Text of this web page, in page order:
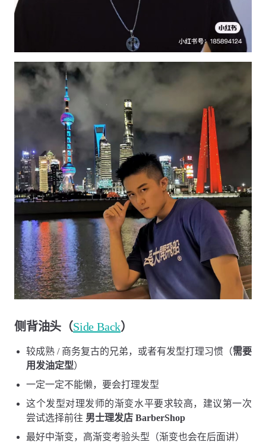
侧背油头（Side Back）
较成熟 / 商务复古的兄弟，或者有发型打理习惯（需要
用发油定型）
一定一定不能懒，要会打理发型
这个发型对理发师的渐变水平要求较高，建议第一次
尝试选择前往 男士理发店 BarberShop
最好中渐变，高渐变考验头型（渐变也会在后面讲）